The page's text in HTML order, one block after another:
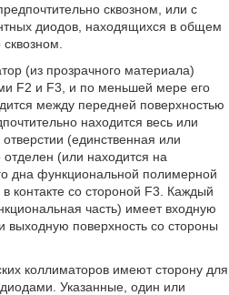
сквозном, или с
диодов, находящихся в общем
(из прозрачного материала)
F2 и F3, и по меньшей мере его
между передней поверхностью
находится весь или
(единственная или
(или находится на
дна функциональной полимерной
контакте со стороной F3. Каждый
часть) имеет входную
выходную поверхность со стороны
коллиматоров имеют сторону для
Указанные, один или